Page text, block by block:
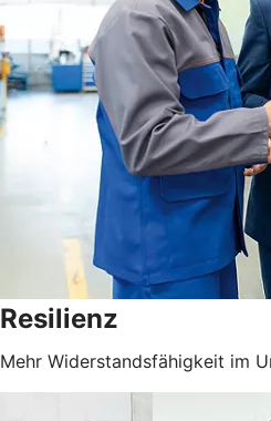
Resilienz
Mehr Widerstandsfähigkeit im